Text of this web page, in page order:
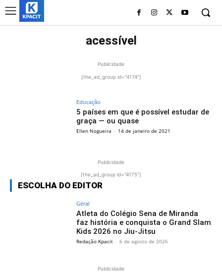
acessível
Publicidade
[the_ad_group id="4174"]
Educação
5 países em que é possível estudar de
graça — ou quase
Ellen Nogueira - 14 de janeiro de 2021
Publicidade
[the_ad_group id="4175"]
ESCOLHA DO EDITOR
Geral
Atleta do Colégio Sena de Miranda
faz história e conquista o Grand Slam
Kids 2026 no Jiu-Jitsu
Redação Kpacit - 6 de agosto de 2026
Publicidade